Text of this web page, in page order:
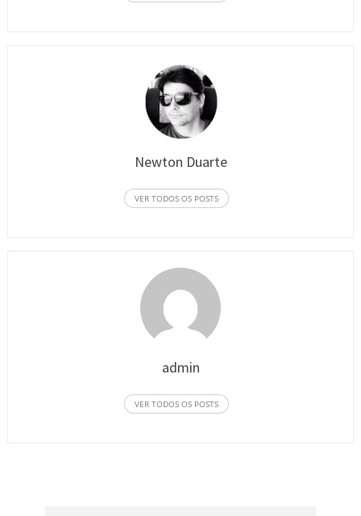
Newton Duarte
VER TODOS OS POSTS
admin
VER TODOS OS POSTS